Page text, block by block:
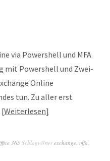
via Powershell und MFA
mit Powershell und Zwei-
Online
tun. Zu aller erst
Weiterlesen
365 Schlagwörterexchange, mfa,